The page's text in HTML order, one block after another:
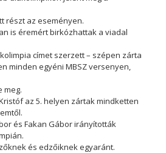
részt az eseményen.
is éremért birkózhattak a viadal
címet szerzett – szépen zárta
minden egyéni MBSZ versenyen,
meg.
az 5. helyen zártak mindketten
és Fakan Gábor irányították
és edzőiknek egyaránt.